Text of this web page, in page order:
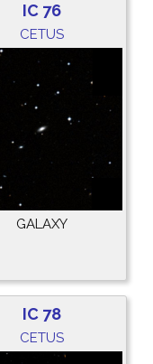
IC 76
CETUS
GALAXY
IC 78
CETUS